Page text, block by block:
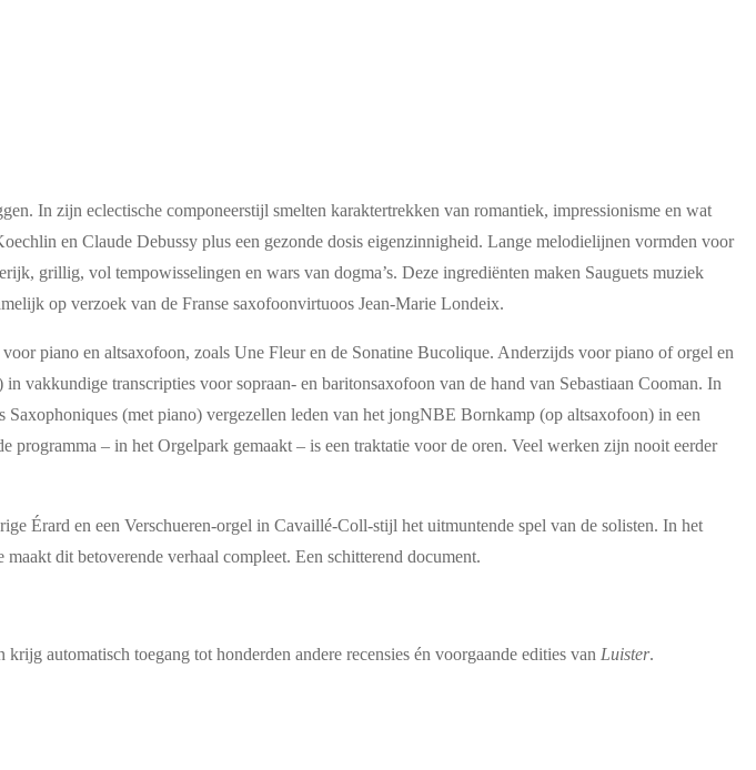
In zijn eclectische componeerstijl smelten karaktertrekken van romantiek, impressionisme en wat
en Claude Debussy plus een gezonde dosis eigenzinnigheid. Lange melodielijnen vormden voor
grillig, vol tempowisselingen en wars van dogma’s. Deze ingrediënten maken Sauguets muziek
op verzoek van de Franse saxofoonvirtuoos Jean-Marie Londeix.
piano en altsaxofoon, zoals Une Fleur en de Sonatine Bucolique. Anderzijds voor piano of orgel en
vakkundige transcripties voor sopraan- en baritonsaxofoon van de hand van Sebastiaan Cooman. In
(met piano) vergezellen leden van het jongNBE Bornkamp (op altsaxofoon) in een
– in het Orgelpark gemaakt – is een traktatie voor de oren. Veel werken zijn nooit eerder
Érard en een Verschueren-orgel in Cavaillé-Coll-stijl het uitmuntende spel van de solisten. In het
dit betoverende verhaal compleet. Een schitterend document.
krijg automatisch toegang tot honderden andere recensies én voorgaande edities van Luister.